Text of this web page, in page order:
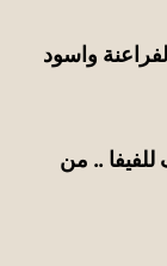
واسود
للفيفا .. من